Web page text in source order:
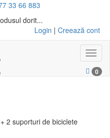
33 66 883
dorit...
Login | Creează cont
0
2 suporturi de biciclete